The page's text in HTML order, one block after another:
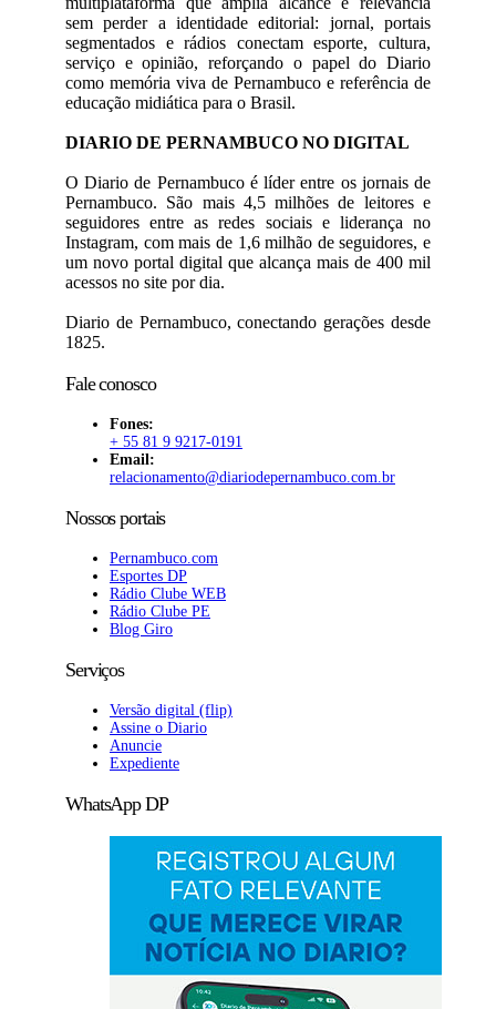
sem perder a identidade editorial: jornal, portais
segmentados e rádios conectam esporte, cultura,
serviço e opinião, reforçando o papel do Diario
como memória viva de Pernambuco e referência de
educação midiática para o Brasil.
DIARIO DE PERNAMBUCO NO DIGITAL
O Diario de Pernambuco é líder entre os jornais de
Pernambuco. São mais 4,5 milhões de leitores e
seguidores entre as redes sociais e liderança no
Instagram, com mais de 1,6 milhão de seguidores, e
um novo portal digital que alcança mais de 400 mil
acessos no site por dia.
Diario de Pernambuco, conectando gerações desde
1825.
Fale conosco
Fones:
+ 55 81 9 9217-0191
Email:
relacionamento@diariodepernambuco.com.br
Nossos portais
Pernambuco.com
Esportes DP
Rádio Clube WEB
Rádio Clube PE
Blog Giro
Serviços
Versão digital (flip)
Assine o Diario
Anuncie
Expediente
WhatsApp DP